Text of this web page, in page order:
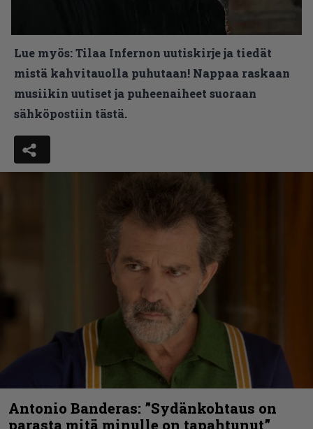
Lue myös:Tilaa Infernon uutiskirje ja tiedät
mistä kahvitauolla puhutaan! Nappaa raskaan
musiikin uutiset ja puheenaiheet suoraan
sähköpostiin tästä.
Antonio Banderas: ”Sydänkohtaus on
parasta mitä minulle on tapahtunut”